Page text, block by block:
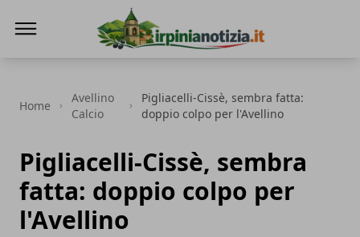
Home
Avellino
Calcio
Pigliacelli-Cissè, sembra fatta:
doppio colpo per l'Avellino
Pigliacelli-Cissè, sembra
fatta: doppio colpo per
l'Avellino